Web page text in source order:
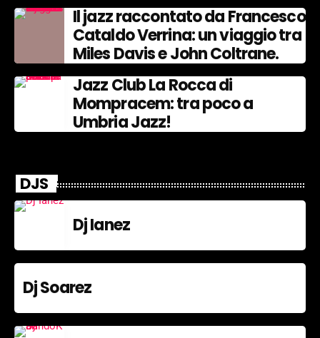
Il jazz raccontato da Francesco
Cataldo Verrina: un viaggio tra
Miles Davis e John Coltrane.
Jazz Club La Rocca di
Mompracem: tra poco a
Umbria Jazz!
DJS
Dj Ianez
Dj Soarez